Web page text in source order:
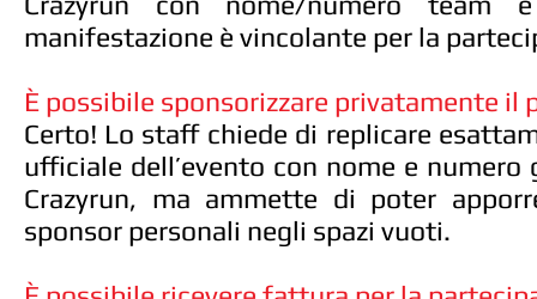
manifestazione è vincolante per la
È possibile sponsorizzare privatamente il
Certo! Lo staff chiede di replicare
ufficiale dell’evento con nome e numero
Crazyrun, ma ammette di poter
sponsor personali negli spazi vuoti.